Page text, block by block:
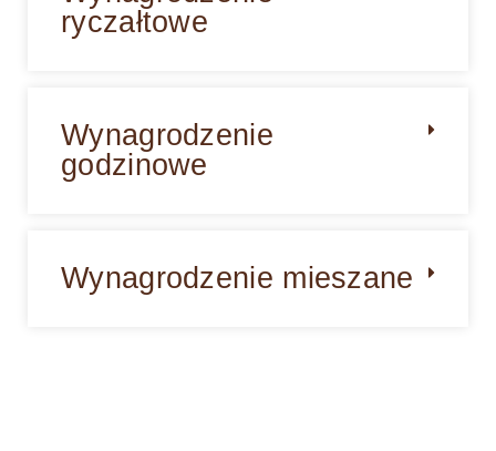
ryczałtowe
Wynagrodzenie
godzinowe
Wynagrodzenie mieszane